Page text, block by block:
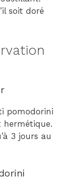
soit doré
pomodorini
hermétique.
3 jours au